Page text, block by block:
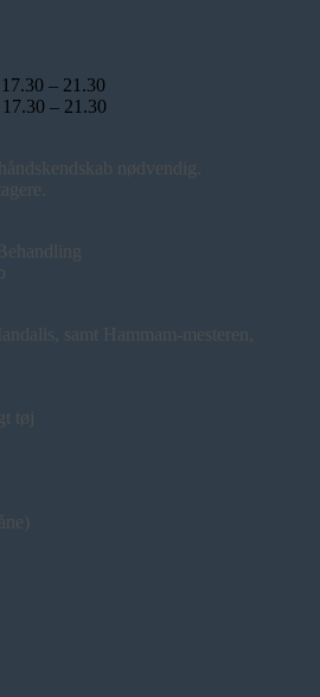
– 21.30
– 21.30
nødvendig.
samt Hammam-mesteren,
tøj